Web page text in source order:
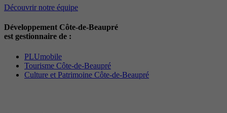
Découvrir notre équipe
Développement Côte-de-Beaupré
est gestionnaire de :
PLUmobile
Tourisme Côte-de-Beaupré
Culture et Patrimoine Côte-de-Beaupré